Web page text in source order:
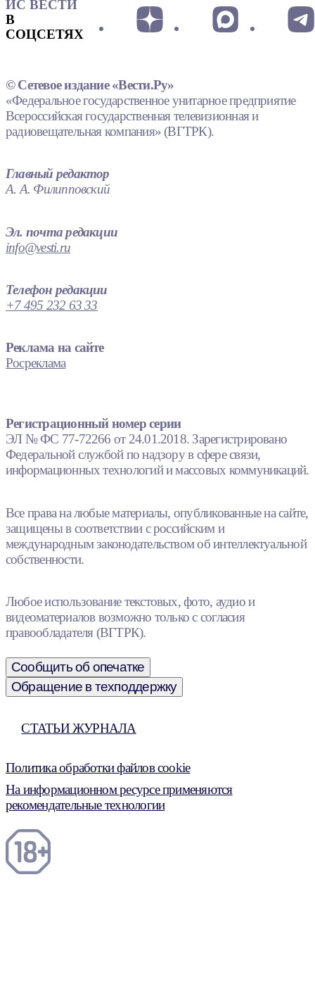
ИС ВЕСТИ
В
СОЦСЕТЯХ
© Сетевое издание «Вести.Ру»
«Федеральное государственное унитарное предприятие
Всероссийская государственная телевизионная и
радиовещательная компания» (ВГТРК).
Главный редактор
А. А. Филипповский
Эл. почта редакции
info@vesti.ru
Телефон редакции
+7 495 232 63 33
Реклама на сайте
Росреклама
Регистрационный номер серии
ЭЛ № ФС 77-72266 от 24.01.2018. Зарегистрировано
Федеральной службой по надзору в сфере связи,
информационных технологий и массовых коммуникаций.
Все права на любые материалы, опубликованные на сайте,
защищены в соответствии с российским и
международным законодательством об интеллектуальной
собственности.
Любое использование текстовых, фото, аудио и
видеоматериалов возможно только с согласия
правообладателя (ВГТРК).
Сообщить об опечатке
Обращение в техподдержку
СТАТЬИ ЖУРНАЛА
Политика обработки файлов cookie
На информационном ресурсе применяются
рекомендательные технологии